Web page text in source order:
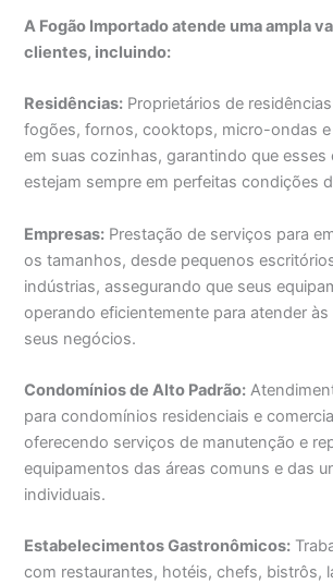
A Fogão Importado atende uma ampla
clientes, incluindo:
Residências: Proprietários de
fogões, fornos, cooktops, micro-ondas e
em suas cozinhas, garantindo que esses
estejam sempre em perfeitas condições
Empresas: Prestação de serviços para
os tamanhos, desde pequenos
indústrias, assegurando que seus
operando eficientemente para atender
seus negócios.
Condomínios de Alto Padrão:
para condomínios residenciais e
oferecendo serviços de manutenção e
equipamentos das áreas comuns e das
individuais.
Estabelecimentos Gastronômicos:
com restaurantes, hotéis, chefs, bistrôs,